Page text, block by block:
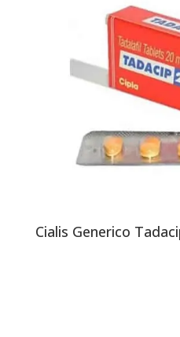
Cialis Generico